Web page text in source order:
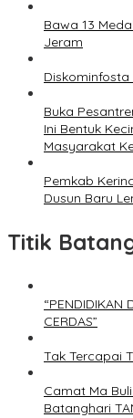
Bawa 13
Jeram
Buka
Ini Bentuk
Masyarakat
Pemkab
Dusun Baru
Titik
“PENDIDIKAN
CERDAS”
Tak Tercapai
Camat Ma
Batanghari